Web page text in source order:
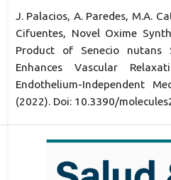
J. Palacios, A. Paredes, M.A.
Cifuentes, Novel Oxime
Product of Senecio nutans
Enhances Vascular
Endothelium-Independent
(2022). Doi: 10.3390/